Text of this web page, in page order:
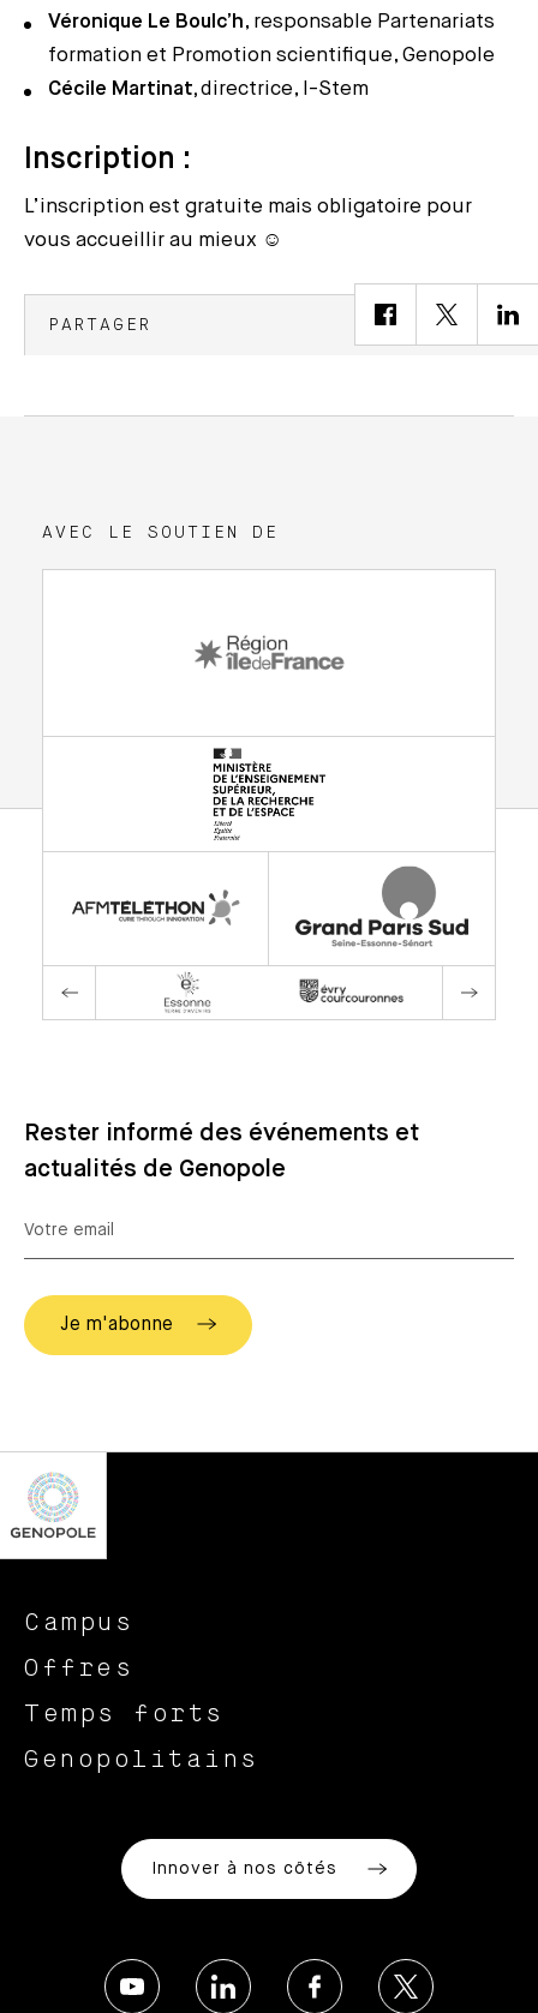
Véronique Le Boulc’h, responsable Partenariats
formation et Promotion scientifique, Genopole
Cécile Martinat,directrice, I-Stem
Inscription :
L’inscription est gratuite mais obligatoire pour
vous accueillir au mieux ☺️
PARTAGER
AVEC LE SOUTIEN DE
Rester informé des événements et
actualités de Genopole
Campus
Offres
Temps forts
Genopolitains
Innover à nos côtés